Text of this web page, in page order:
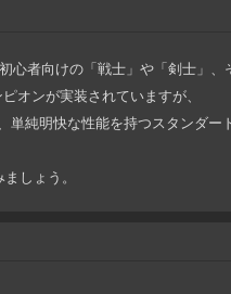
心者向けの「戦士」や「剣士」
オンが実装されていますが、
純明快な性能を持つスタンダー
しょう。